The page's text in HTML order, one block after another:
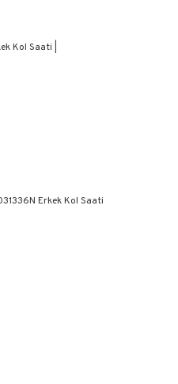
GARANTİSİ
FİYATLAR
FIRSATLAR